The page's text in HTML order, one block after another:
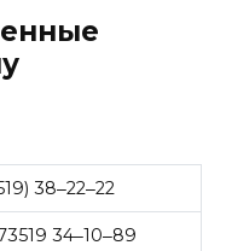
38‒22‒22
34‒10‒89